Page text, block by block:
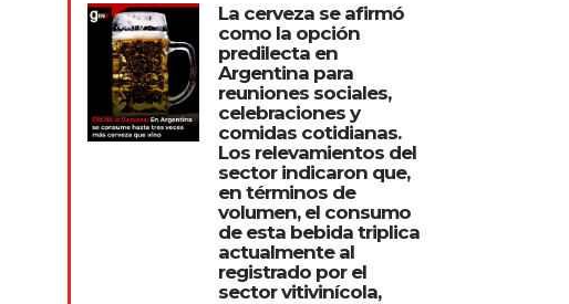
La cerveza se afirmó
como la opción
predilecta en
Argentina para
reuniones sociales,
celebraciones y
comidas cotidianas.
Los relevamientos del
sector indicaron que,
en términos de
volumen, el consumo
de esta bebida triplica
actualmente al
registrado por el
sector vitivinícola,